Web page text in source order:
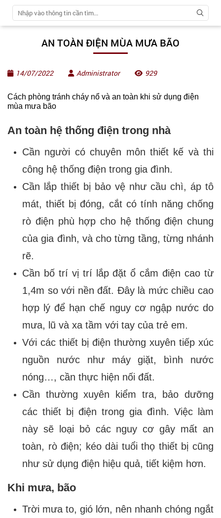
AN TOÀN ĐIỆN MÙA MƯA BÃO
14/07/2022 Administrator 929
Cách phòng tránh cháy nổ và an toàn khi sử dụng điện
mùa mưa bão
An toàn hệ thống điện trong nhà
Cần người có chuyên môn thiết kế và thi
công hệ thống điện trong gia đình.
Cần lắp thiết bị bảo vệ như cầu chì, áp tô
mát, thiết bị đóng, cắt có tính năng chống
rò điện phù hợp cho hệ thống điện chung
của gia đình, và cho từng tầng, từng nhánh
rẽ.
Cần bố trí vị trí lắp đặt ổ cắm điện cao từ
1,4m so với nền đất. Đây là mức chiều cao
hợp lý để hạn chế nguy cơ ngập nước do
mưa, lũ và xa tầm với tay của trẻ em.
Với các thiết bị điện thường xuyên tiếp xúc
nguồn nước như máy giặt, bình nước
nóng…, cần thực hiện nối đất.
Cần thường xuyên kiểm tra, bảo dưỡng
các thiết bị điện trong gia đình. Việc làm
này sẽ loại bỏ các nguy cơ gây mất an
toàn, rò điện; kéo dài tuổi thọ thiết bị cũng
như sử dụng điện hiệu quả, tiết kiệm hơn.
Khi mưa, bão
Trời mưa to, gió lớn, nên nhanh chóng ngắt